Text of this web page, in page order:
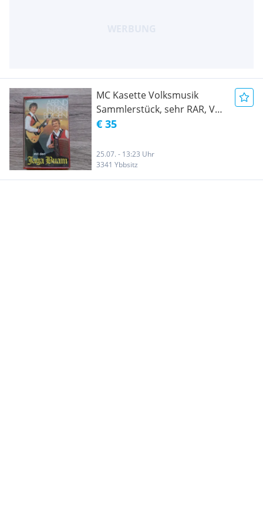
MC Kasette Volksmusik
Sammlerstück, sehr RAR, VM
Label Die Jaga Buam
€ 35
25.07. - 13:23 Uhr
3341 Ybbsitz